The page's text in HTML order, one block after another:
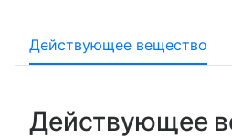
Действующее вещество
Действующее